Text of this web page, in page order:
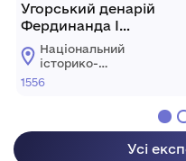
Угорський денарій
Фердинанда І
Габсбурга
Національний
історико-
архітектурний
1556
Усі